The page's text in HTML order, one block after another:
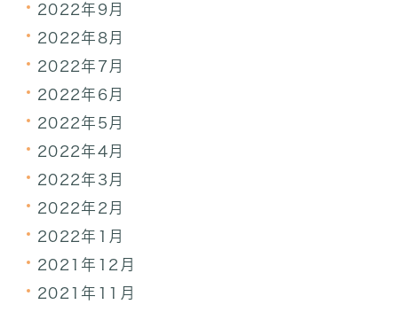
2022年9月
2022年8月
2022年7月
2022年6月
2022年5月
2022年4月
2022年3月
2022年2月
2022年1月
2021年12月
2021年11月